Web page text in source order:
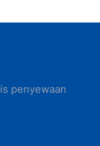
penyewaan